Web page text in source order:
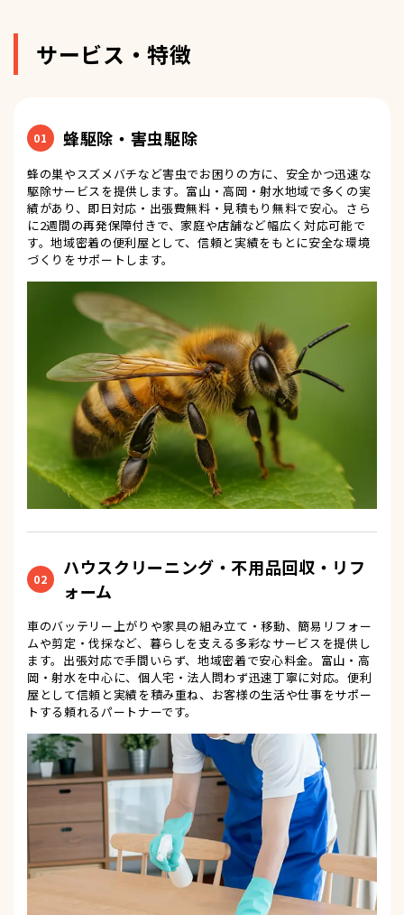
サービス・特徴
01 蜂駆除・害虫駆除
蜂の巣やスズメバチなど害虫でお困りの方に、安全かつ迅速な
駆除サービスを提供します。富山・高岡・射水地域で多くの実
績があり、即日対応・出張費無料・見積もり無料で安心。さら
に2週間の再発保障付きで、家庭や店舗など幅広く対応可能で
す。地域密着の便利屋として、信頼と実績をもとに安全な環境
づくりをサポートします。
02
ハウスクリーニング・不用品回収・リフ
ォーム
車のバッテリー上がりや家具の組み立て・移動、簡易リフォー
ムや剪定・伐採など、暮らしを支える多彩なサービスを提供し
ます。出張対応で手間いらず、地域密着で安心料金。富山・高
岡・射水を中心に、個人宅・法人問わず迅速丁寧に対応。便利
屋として信頼と実績を積み重ね、お客様の生活や仕事をサポー
トする頼れるパートナーです。